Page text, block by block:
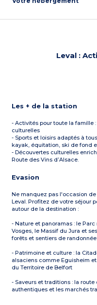
Leval :
Les + de la station
- Activités pour toute la famille
culturelles
- Sports et loisirs adaptés à
kayak, équitation, ski de fond
- Découvertes culturelles
Route des Vins d’Alsace.
Evasion
Ne manquez pas l'occasion
Leval. Profitez de votre séjour
autour de la destination :
- Nature et panoramas : le
Vosges, le Massif du Jura et
forêts et sentiers de
- Patrimoine et culture : la
alsaciens comme Eguisheim
du Territoire de Belfort
- Saveurs et traditions : la
authentiques et les marchés